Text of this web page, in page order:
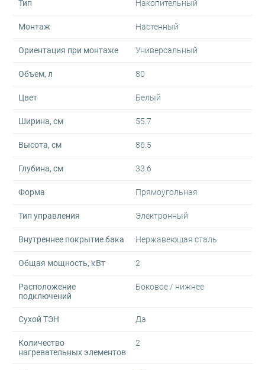
Тип Накопительный
Монтаж Настенный
Ориентация при монтаже Универсальный
Объем, л 80
Цвет Белый
Ширина, см 55.7
Высота, см 86.5
Глубина, см 33.6
Форма Прямоугольная
Тип управления Электронный
Внутреннее покрытие бака Нержавеющая сталь
Общая мощность, кВт 2
Расположение
подключений
Боковое / нижнее
Сухой ТЭН Да
Количество
нагревательных элементов
2